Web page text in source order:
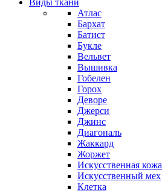
Виды ткани
Атлас
Бархат
Батист
Букле
Вельвет
Вышивка
Гобелен
Горох
Деворе
Джерси
Джинс
Диагональ
Жаккард
Жоржет
Искусственная кожа
Искусственный мех
Клетка